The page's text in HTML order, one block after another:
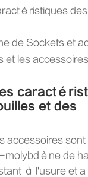
de Sockets et
et les
et des
accessoires
molybdène de
à l'usure et a